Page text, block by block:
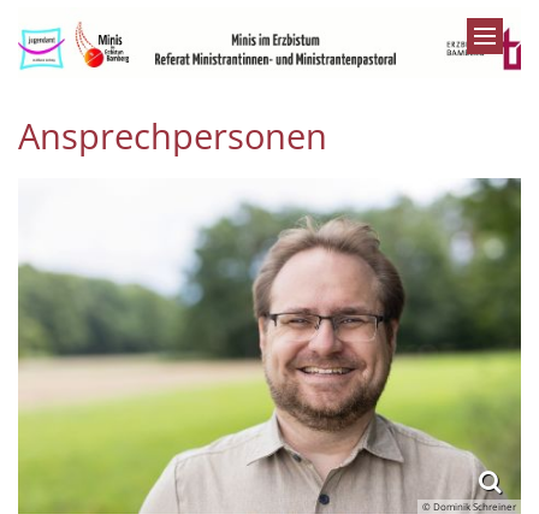
Zum Inhalt springen
Ansprechpersonen
© Dominik Schreiner